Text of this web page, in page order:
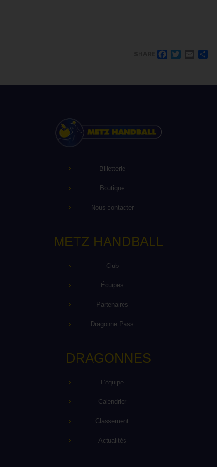
Billetterie
Boutique
Nous contacter
METZ HANDBALL
Club
Équipes
Partenaires
Dragonne Pass
DRAGONNES
L’équipe
Calendrier
Classement
Actualités